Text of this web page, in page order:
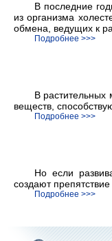
В последние
из организма
обмена, ведущих к
Подробнее >>>
В растительных
веществ,
Подробнее >>>
Но если
создают
Подробнее >>>